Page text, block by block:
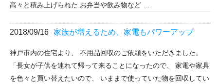
高々と積み上げられた お弁当や飲み物など …
2018/09/16 家族が増えるため、家電もパワーアップ
神戸市内の住宅より、 不用品回収のご依頼をいただきました。
「長女が子供を連れて帰って来ることになったので、 家電や家具
を色々と買い替えたいので、 いままで使っていた物を回収してい